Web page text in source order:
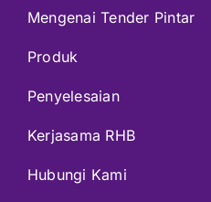
Mengenai Tender Pintar
Produk
Penyelesaian
Kerjasama RHB
Hubungi Kami